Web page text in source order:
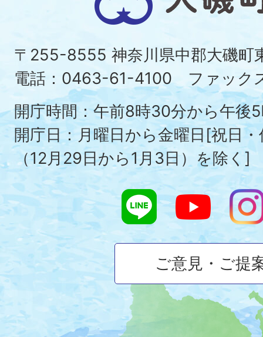
磯
町
磯
町
〒255-8555 神奈川県中郡大磯
電話：0463-61-4100 ファック
開庁時間：午前8時30分から午後
開庁日：月曜日から金曜日[祝日
（12月29日から1月3日）を除く]
ご意見・ご提